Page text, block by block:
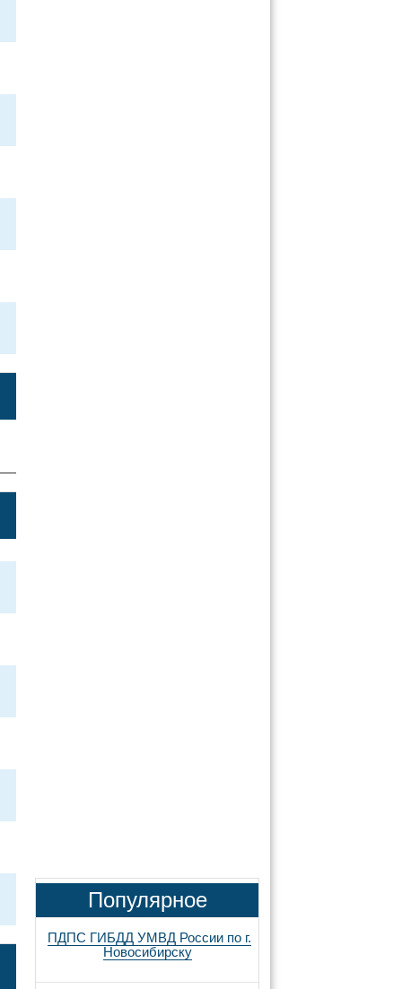
Популярное
ПДПС ГИБДД УМВД России по г.
Новосибирску